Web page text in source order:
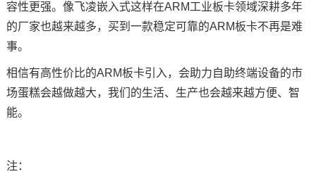
容性更强。像飞凌嵌入式这样在ARM工业板卡领域深耕多年
的厂家也越来越多，买到一款稳定可靠的ARM板卡不再是难
事。
相信有高性价比的ARM板卡引入，会助力自助终端设备的市
场蛋糕会越做越大，我们的生活、生产也会越来越方便、智
能。
注：